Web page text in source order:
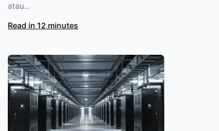
atau...
Read in 12 minutes